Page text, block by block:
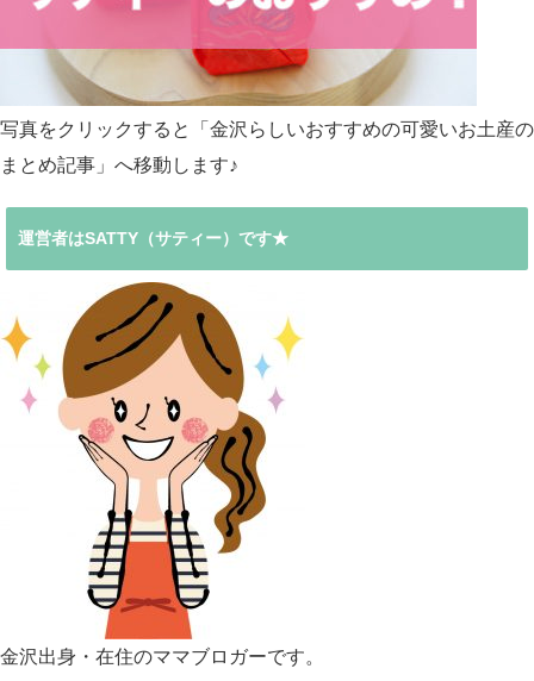
写真をクリックすると「金沢らしいおすすめの可愛いお土産の
まとめ記事」へ移動します♪
運営者はSATTY（サティー）です★
金沢出身・在住のママブロガーです。